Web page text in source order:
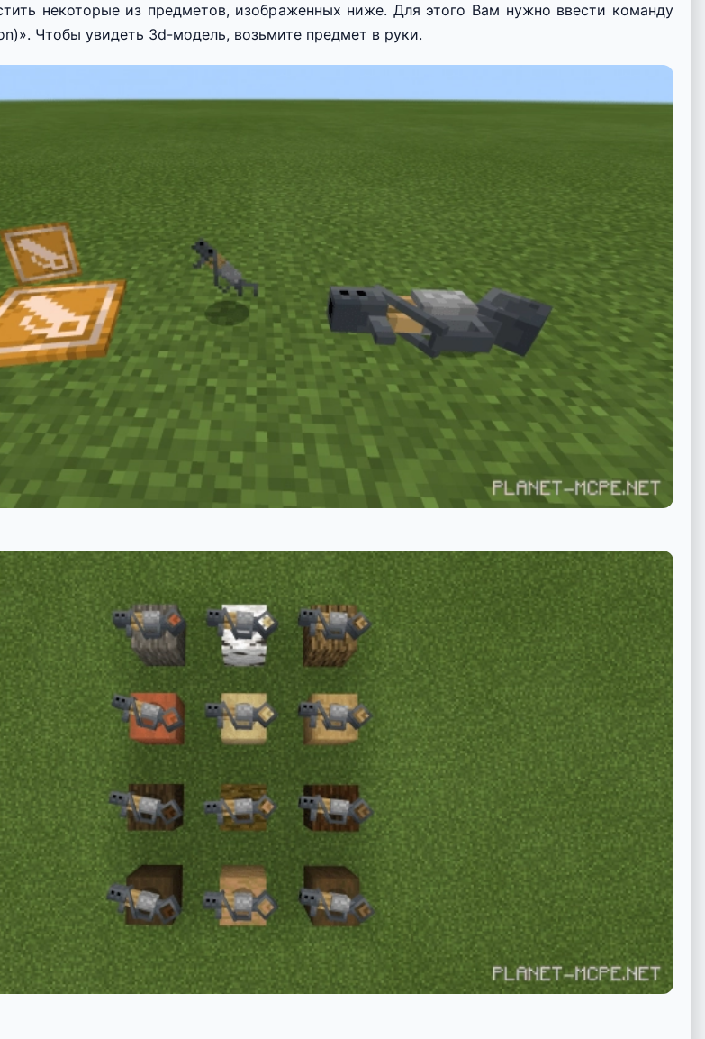
некоторые из предметов, изображенных ниже. Для этого Вам нужно ввести команду
Чтобы увидеть 3d-модель, возьмите предмет в руки.